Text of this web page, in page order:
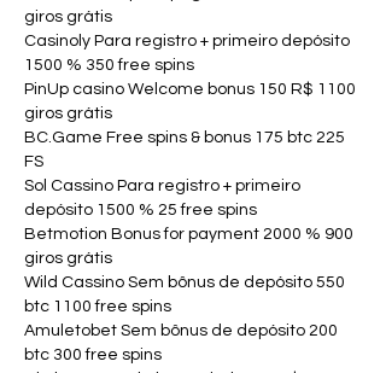
giros grátis
Casinoly Para registro + primeiro depósito
1500 % 350 free spins
PinUp casino Welcome bonus 150 R$ 1100
giros grátis
BC.Game Free spins & bonus 175 btc 225
FS
Sol Cassino Para registro + primeiro
depósito 1500 % 25 free spins
Betmotion Bonus for payment 2000 % 900
giros grátis
Wild Cassino Sem bônus de depósito 550
btc 1100 free spins
Amuletobet Sem bônus de depósito 200
btc 300 free spins